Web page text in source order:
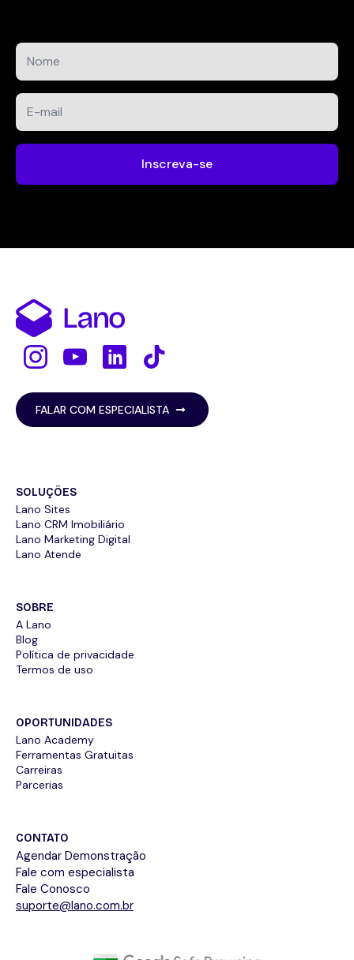
Nome
E-
mail
Inscreva-se
FALAR COM ESPECIALISTA
SOLUÇÕES
Lano Sites
Lano CRM Imobiliário
Lano Marketing Digital
Lano Atende
SOBRE
A Lano
Blog
Política de privacidade
Termos de uso
OPORTUNIDADES
Lano Academy
Ferramentas Gratuitas
Carreiras
Parcerias
CONTATO
Agendar Demonstração
Fale com especialista
Fale Conosco
suporte@lano.com.br